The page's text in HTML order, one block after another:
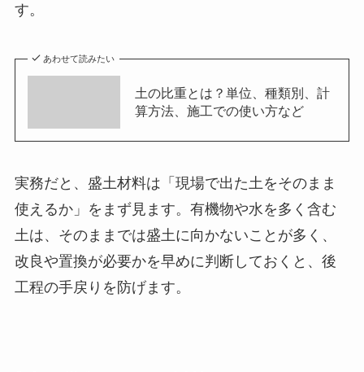
す。
あわせて読みたい
土の比重とは？単位、種類別、計
算方法、施工での使い方など
実務だと、盛土材料は「現場で出た土をそのまま
使えるか」をまず見ます。有機物や水を多く含む
土は、そのままでは盛土に向かないことが多く、
改良や置換が必要かを早めに判断しておくと、後
工程の手戻りを防げます。